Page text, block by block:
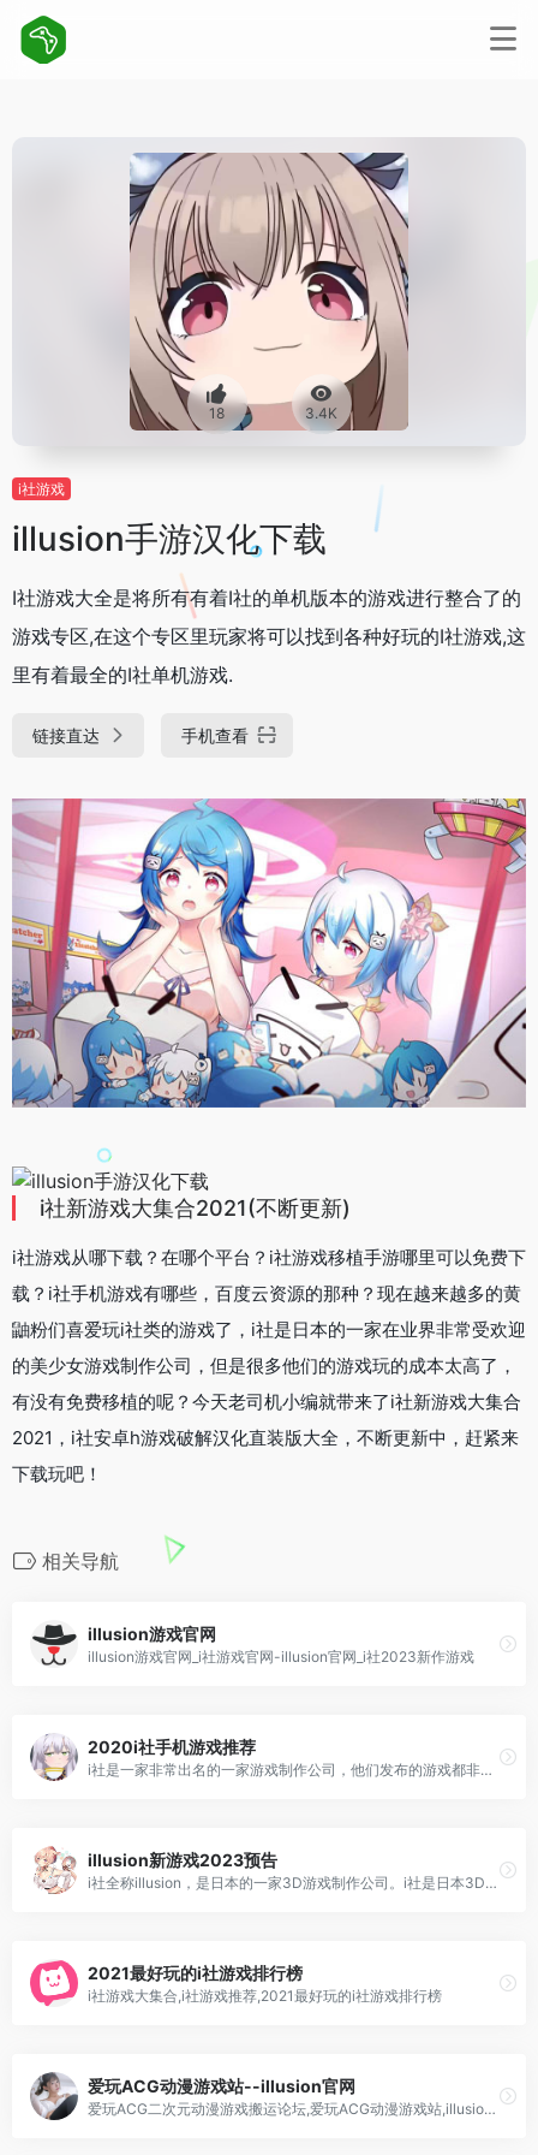
18 3.4K
i社游戏
illusion手游汉化下载
I社游戏大全是将所有有着I社的单机版本的游戏进行整合了的
游戏专区,在这个专区里玩家将可以找到各种好玩的I社游戏,这
里有着最全的I社单机游戏.
链接直达 手机查看
i社新游戏大集合2021(不断更新)
i社游戏从哪下载？在哪个平台？i社游戏移植手游哪里可以免费下
载？i社手机游戏有哪些，百度云资源的那种？现在越来越多的黄
鼬粉们喜爱玩i社类的游戏了，i社是日本的一家在业界非常受欢迎
的美少女游戏制作公司，但是很多他们的游戏玩的成本太高了，
有没有免费移植的呢？今天老司机小编就带来了i社新游戏大集合
2021，i社安卓h游戏破解汉化直装版大全，不断更新中，赶紧来
下载玩吧！
相关导航
illusion游戏官网
illusion游戏官网_i社游戏官网-illusion官网_i社2023新作游戏
2020i社手机游戏推荐
i社是一家非常出名的一家游戏制作公司，他们发布的游戏都非常的大热且也获得了大量的用户群体，在画面制作方面非常的精美且代入感极强，再加上引人入胜的剧情时游戏变得更加的好玩，今天为小伙伴们整理了一下i社推出的几大热门作品！
illusion新游戏2023预告
i社全称illusion，是日本的一家3D游戏制作公司。i社是日本3DHGAME界的元老级公司，在这个领域一直引领技术的潮流。
2021最好玩的i社游戏排行榜
i社游戏大集合,i社游戏推荐,2021最好玩的i社游戏排行榜
爱玩ACG动漫游戏站--illusion官网
爱玩ACG二次元动漫游戏搬运论坛,爱玩ACG动漫游戏站,illusion官网,琉璃神社,i社汉化游戏合集,ACG动漫游戏社区.